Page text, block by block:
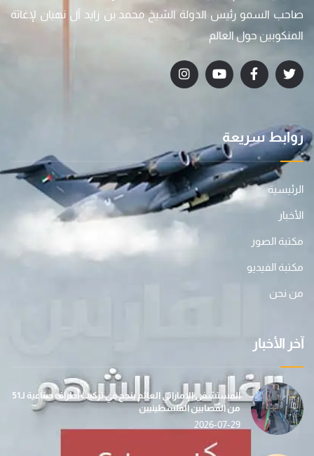
صاحب السمو رئيس الدولة الشيخ محمد بن زايد آل نهيان لإغاثة
المنكوبين حول العالم
روابط سريعة
الرئيسية
الأخبار
مكتبة الصور
مكتبة الفيديو
من نحن
آخر الأخبار
المستشفى الإماراتي العائم ينجح في تركيب أطراف صناعية لـ51
من المصابين الفلسطينيين
2026-07-29